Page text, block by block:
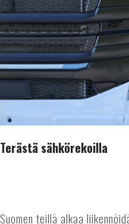
Terästä sähkörekoilla
Suomen teillä alkaa